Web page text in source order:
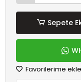
Sepete
Favorilerime ekle